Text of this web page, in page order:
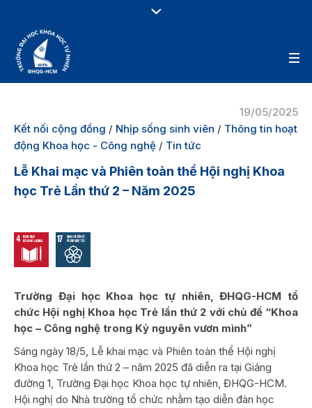
19/05/2025
Kết nối cộng đồng / Nhịp sống sinh viên / Thông tin hoạt
động Khoa học - Công nghệ / Tin tức
Lễ Khai mạc và Phiên toàn thể Hội nghị Khoa
học Trẻ Lần thứ 2 – Năm 2025
Trường Đại học Khoa học tự nhiên, ĐHQG-HCM tổ
chức Hội nghị Khoa học Trẻ lần thứ 2 với chủ đề “Khoa
học – Công nghệ trong Kỷ nguyên vươn mình”
Sáng ngày 18/5, Lễ khai mạc và Phiên toàn thể Hội nghị
Khoa học Trẻ lần thứ 2 – năm 2025 đã diễn ra tại Giảng
đường 1, Trường Đại học Khoa học tự nhiên, ĐHQG-HCM.
Hội nghị do Nhà trường tổ chức nhằm tạo diễn đàn học